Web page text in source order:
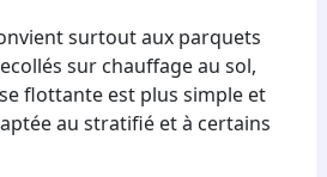
surtout aux parquets
sur chauffage au sol,
flottante est plus simple et
au stratifié et à certains